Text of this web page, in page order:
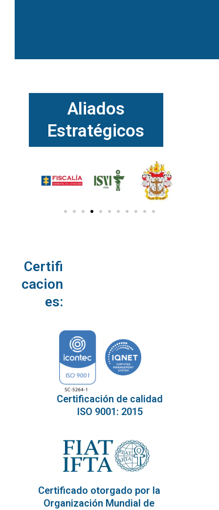
Aliados
Estratégicos
Certifi
cacion
es:
Certificación de calidad
ISO 9001: 2015
Certificado otorgado por la
Organización Mundial de